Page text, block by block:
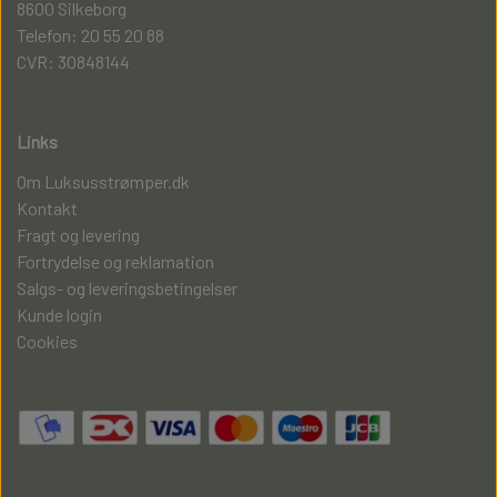
8600 Silkeborg
Telefon: 20 55 20 88
CVR: 30848144
Links
Om Luksusstrømper.dk
Kontakt
Fragt og levering
Fortrydelse og reklamation
Salgs- og leveringsbetingelser
Kunde login
Cookies